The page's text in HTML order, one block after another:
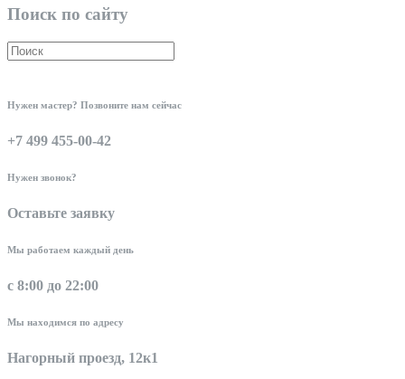
Поиск по сайту
Нужен мастер? Позвоните нам сейчас
+7 499 455-00-42
Нужен звонок?
Оставьте заявку
Мы работаем каждый день
с 8:00 до 22:00
Мы находимся по адресу
Нагорный проезд, 12к1